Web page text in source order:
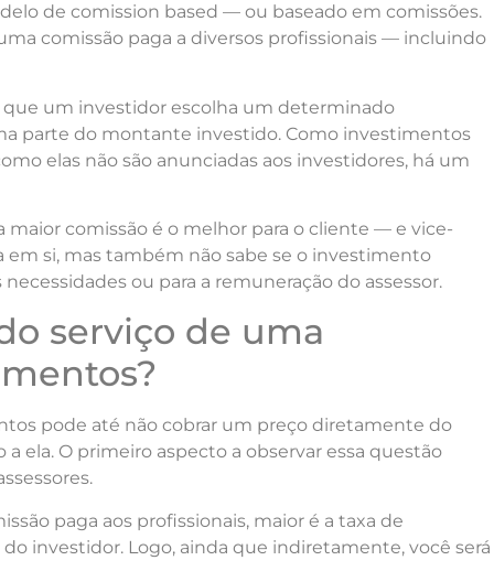
de comission based — ou baseado em comissões.
comissão paga a diversos profissionais — incluindo
que um investidor escolha um determinado
parte do montante investido. Como investimentos
elas não são anunciadas aos investidores, há um
comissão é o melhor para o cliente — e vice-
em si, mas também não sabe se o investimento
ou para a remuneração do assessor.
serviço de uma
pode até não cobrar um preço diretamente do
ela. O primeiro aspecto a observar essa questão
paga aos profissionais, maior é a taxa de
investidor. Logo, ainda que indiretamente, você será